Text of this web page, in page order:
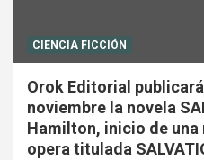
CIENCIA FICCIÓN
Orok Editorial
noviembre la novela
Hamilton, inicio de
opera titulada